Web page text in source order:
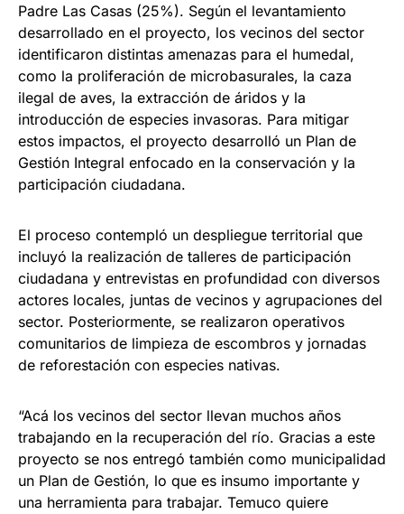
Padre Las Casas (25%). Según el levantamiento
desarrollado en el proyecto, los vecinos del sector
identificaron distintas amenazas para el humedal,
como la proliferación de microbasurales, la caza
ilegal de aves, la extracción de áridos y la
introducción de especies invasoras. Para mitigar
estos impactos, el proyecto desarrolló un Plan de
Gestión Integral enfocado en la conservación y la
participación ciudadana.
El proceso contempló un despliegue territorial que
incluyó la realización de talleres de participación
ciudadana y entrevistas en profundidad con diversos
actores locales, juntas de vecinos y agrupaciones del
sector. Posteriormente, se realizaron operativos
comunitarios de limpieza de escombros y jornadas
de reforestación con especies nativas.
“Acá los vecinos del sector llevan muchos años
trabajando en la recuperación del río. Gracias a este
proyecto se nos entregó también como municipalidad
un Plan de Gestión, lo que es insumo importante y
una herramienta para trabajar. Temuco quiere